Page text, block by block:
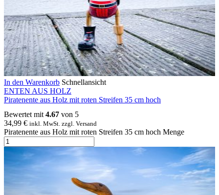
In den Warenkorb Schnellansicht
ENTEN AUS HOLZ
Piratenente aus Holz mit roten Streifen 35 cm hoch
Bewertet mit 4.67 von 5
34,99 € inkl. MwSt. zzgl. Versand
Piratenente aus Holz mit roten Streifen 35 cm hoch Menge